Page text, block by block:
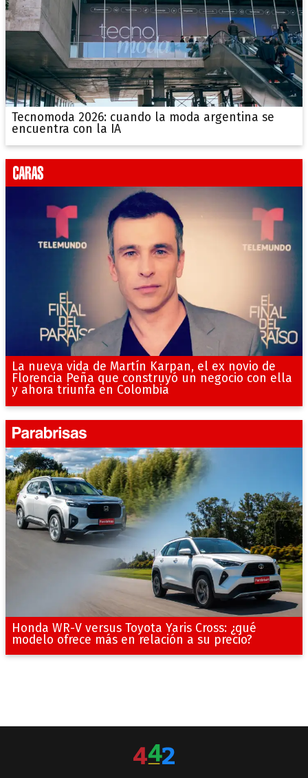
Tecnomoda 2026: cuando la moda argentina se
encuentra con la IA
La nueva vida de Martín Karpan, el ex novio de
Florencia Peña que construyó un negocio con ella
y ahora triunfa en Colombia
Honda WR-V versus Toyota Yaris Cross: ¿qué
modelo ofrece más en relación a su precio?